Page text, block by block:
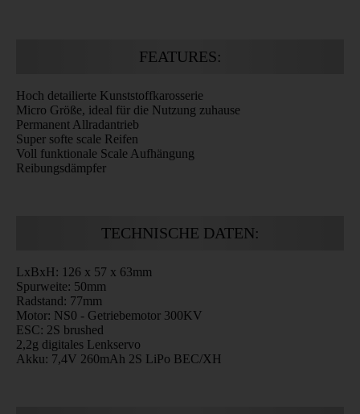
FEATURES:
Hoch detailierte Kunststoffkarosserie
Micro Größe, ideal für die Nutzung zuhause
Permanent Allradantrieb
Super softe scale Reifen
Voll funktionale Scale Aufhängung
Reibungsdämpfer
TECHNISCHE DATEN:
LxBxH: 126 x 57 x 63mm
Spurweite: 50mm
Radstand: 77mm
Motor: NS0 - Getriebemotor 300KV
ESC: 2S brushed
2,2g digitales Lenkservo
Akku: 7,4V 260mAh 2S LiPo BEC/XH